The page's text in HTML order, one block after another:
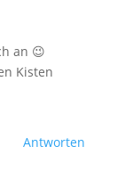
an 😉
Kisten
Antworten